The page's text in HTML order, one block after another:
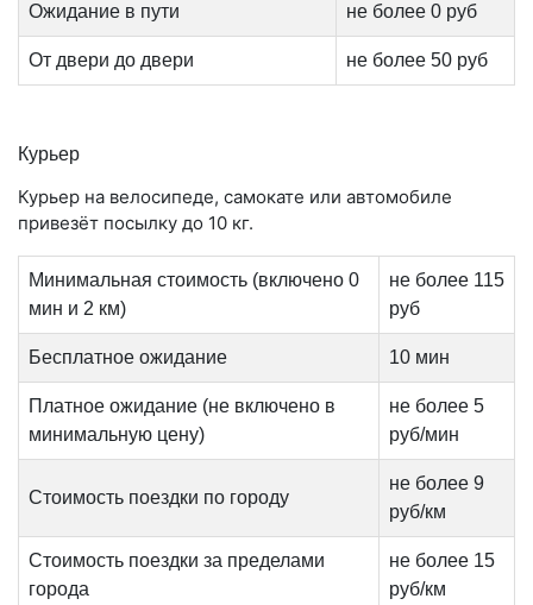
Ожидание в пути не более 0 руб
От двери до двери не более 50 руб
Курьер
Курьер на велосипеде, самокате или автомобиле
привезёт посылку до 10 кг.
Минимальная стоимость (включено 0
мин и 2 км)
не более 115
руб
Бесплатное ожидание 10 мин
Платное ожидание (не включено в
минимальную цену)
не более 5
руб/мин
Стоимость поездки по городу
не более 9
руб/км
Стоимость поездки за пределами
города
не более 15
руб/км